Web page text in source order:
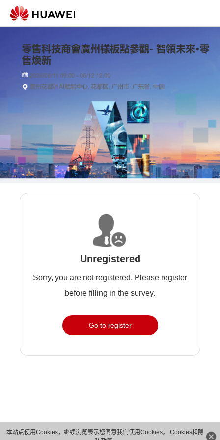
本站点使用Cookies，继续浏览表示您同意我们使用Cookies。 Cookies和隐
Unregistered
Sorry, you are not registered. Please register
before filling in the survey.
Go to register
版权所有 © 华为技术有限公司 1998-2026。 保留一切权利。粤A2-20044005号